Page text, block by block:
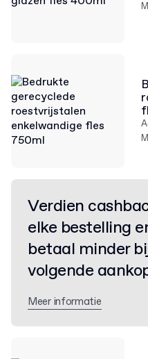
Verdien
elke bestelling
betaal minder
volgende
Meer informatie